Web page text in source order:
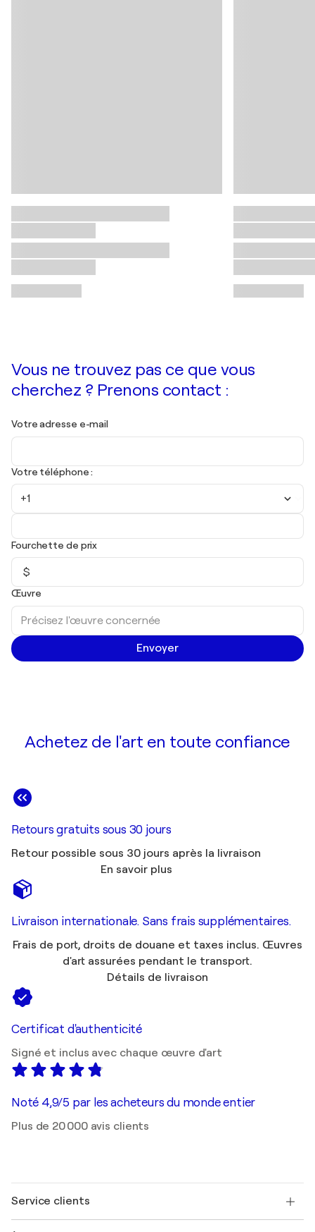
Vous ne trouvez pas ce que vous
cherchez ? Prenons contact :
Votre adresse e-mail
Votre téléphone :
+1
Fourchette de prix
$
Œuvre
Envoyer
Achetez de l'art en toute confiance
Retours gratuits sous 30 jours
Retour possible sous 30 jours après la livraison
En savoir plus
Livraison internationale. Sans frais supplémentaires.
Frais de port, droits de douane et taxes inclus. Œuvres
d'art assurées pendant le transport.
Détails de livraison
Certificat d'authenticité
Signé et inclus avec chaque œuvre d'art
Noté 4,9/5 par les acheteurs du monde entier
Plus de 20 000 avis clients
Service clients